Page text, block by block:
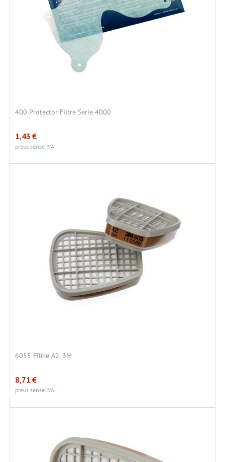
400 Protector Filtre Serie 4000
1,43 €
preus sense IVA
6055 Filtre A2. 3M
8,71 €
preus sense IVA